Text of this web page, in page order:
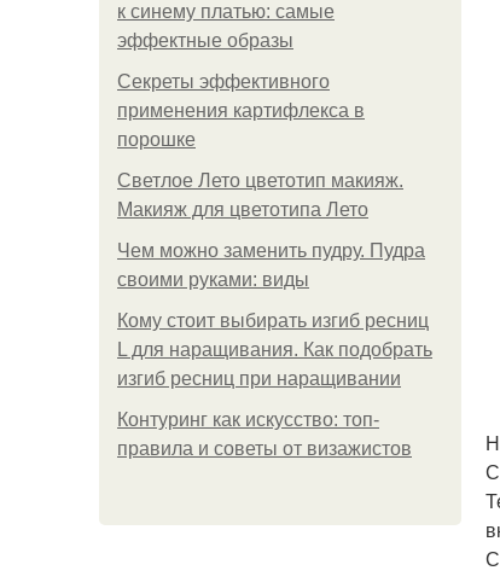
к синему платью: самые
эффектные образы
Секреты эффективного
применения картифлекса в
порошке
Светлое Лето цветотип макияж.
Макияж для цветотипа Лето
Чем можно заменить пудру. Пудра
своими руками: виды
Кому стоит выбирать изгиб ресниц
L для наращивания. Как подобрать
изгиб ресниц при наращивании
Контуринг как искусство: топ-
правила и советы от визажистов